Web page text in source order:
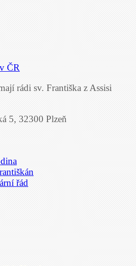
ČR
rádi sv. Františka z Assisi
5, 32300 Plzeň
řád